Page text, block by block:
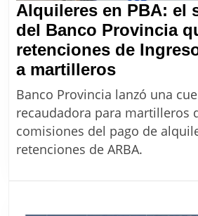
Alquileres en PBA: el
del Banco Provincia
retenciones de
a martillerosAlquileres
en
PBA:
el
servicio
Banco Provincia lanzó una
recaudadora para martilleros
comisiones del pago de
retenciones de ARBA.